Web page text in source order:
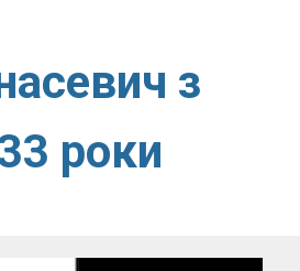
з
роки